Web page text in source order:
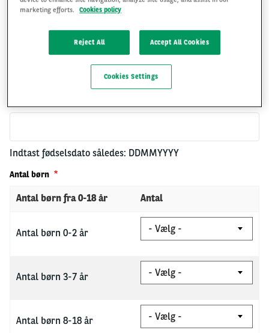
Indtast fødselsdato således: DDMMYYYY
Antal børn
Antal børn fra 0-18 år Antal
Antal børn 0-2 år
børn
0-
Antal børn 3-7 år
børn
3-
Antal børn 8-18 år
børn
8-
marketing efforts.
Cookies policy
Reject All Accept All Cookies
Cookies Settings